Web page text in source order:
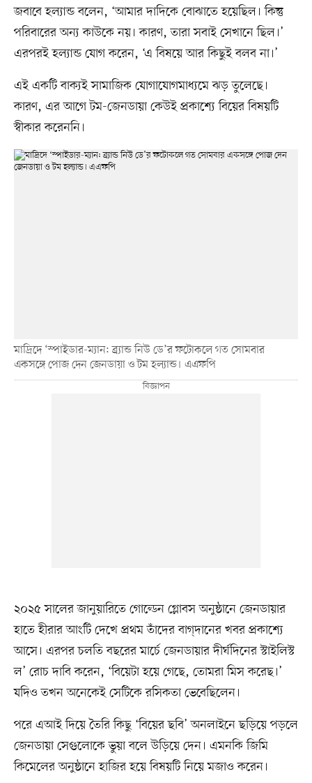
জবাবে হল্যান্ড বলেন, ‘আমার দাদিকে বোঝাতে হয়েছিল। কিন্তু
পরিবারের অন্য কাউকে নয়। কারণ, তারা সবাই সেখানে ছিল।’
এরপরই হল্যান্ড যোগ করেন, ‘এ বিষয়ে আর কিছুই বলব না।’
এই একটি বাক্যই সামাজিক যোগাযোগমাধ্যমে ঝড় তুলেছে।
কারণ, এর আগে টম-জেনডায়া কেউই প্রকাশ্যে বিয়ের বিষয়টি
স্বীকার করেননি।
মাদ্রিদে ‘স্পাইডার-ম্যান: ব্র্যান্ড নিউ ডে’র ফটোকলে গত সোমবার
একসঙ্গে পোজ দেন জেনডায়া ও টম হল্যান্ড। এএফপি
২০২৫ সালের জানুয়ারিতে গোল্ডেন গ্লোবস অনুষ্ঠানে জেনডায়ার
হাতে হীরার আংটি দেখে প্রথম তাঁদের বাগ্‌দানের খবর প্রকাশ্যে
আসে। এরপর চলতি বছরের মার্চে জেনডায়ার দীর্ঘদিনের স্টাইলিস্ট
ল’ রোচ দাবি করেন, ‘বিয়েটা হয়ে গেছে, তোমরা মিস করেছ।’
যদিও তখন অনেকেই সেটিকে রসিকতা ভেবেছিলেন।
পরে এআই দিয়ে তৈরি কিছু ‘বিয়ের ছবি’ অনলাইনে ছড়িয়ে পড়লে
জেনডায়া সেগুলোকে ভুয়া বলে উড়িয়ে দেন। এমনকি জিমি
কিমেলের অনুষ্ঠানে হাজির হয়ে বিষয়টি নিয়ে মজাও করেন।